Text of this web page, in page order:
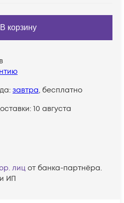
В корзину
завтра, бесплатно
10 августа
лиц от банка-партнёра.
ИП